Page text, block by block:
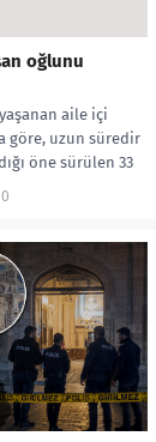
oğlunu
aile içi
göre, uzun süredir
öne sürülen 33
0